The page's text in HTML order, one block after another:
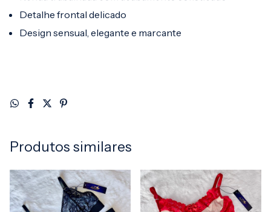
Detalhe frontal delicado
Design sensual, elegante e marcante
Produtos similares